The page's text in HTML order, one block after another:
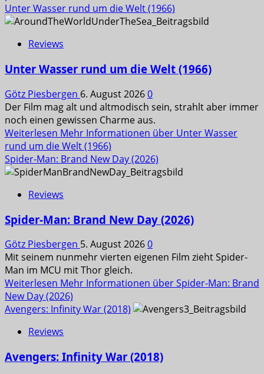
Unter Wasser rund um die Welt (1966)
Reviews
Unter Wasser rund um die Welt (1966)
Götz Piesbergen 6. August 20260
Der Film mag alt und altmodisch sein, strahlt aber immer
noch einen gewissen Charme aus.
Weiterlesen Mehr Informationen über Unter Wasser
rund um die Welt (1966)
Spider-Man: Brand New Day (2026)
Reviews
Spider-Man: Brand New Day (2026)
Götz Piesbergen 5. August 20260
Mit seinem nunmehr vierten eigenen Film zieht Spider-
Man im MCU mit Thor gleich.
Weiterlesen Mehr Informationen über Spider-Man: Brand
New Day (2026)
Avengers: Infinity War (2018)
Reviews
Avengers: Infinity War (2018)